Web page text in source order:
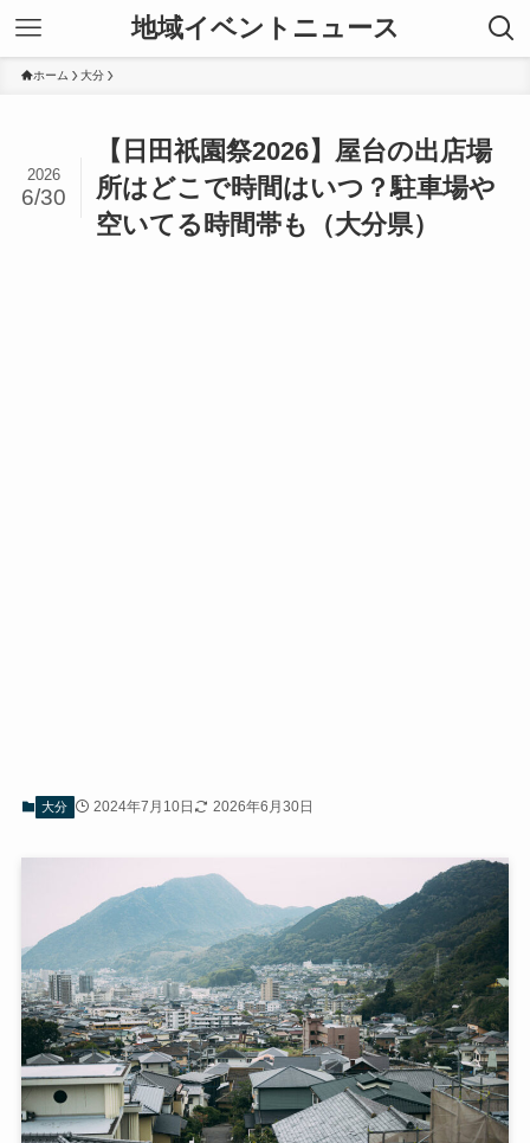
地域イベントニュース
ホーム 大分
【日田祇園祭2026】屋台の出店場
所はどこで時間はいつ？駐車場や
空いてる時間帯も（大分県）
2026
6/30
大分 2024年7月10日 2026年6月30日